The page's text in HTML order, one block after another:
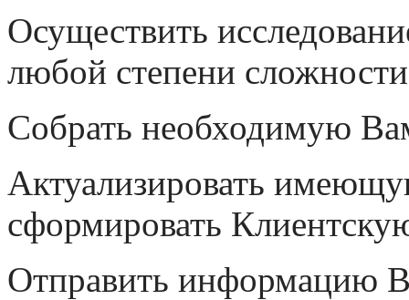
Осуществить
любой степени
Собрать необходимую
Актуализировать
сформировать
Отправить информацию